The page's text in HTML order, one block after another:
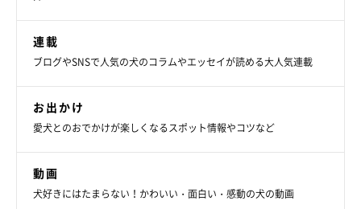
連載
ブログやSNSで人気の犬のコラムやエッセイが読める大人気連載
お出かけ
愛犬とのおでかけが楽しくなるスポット情報やコツなど
動画
犬好きにはたまらない！かわいい・面白い・感動の犬の動画